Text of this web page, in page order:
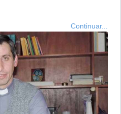
Continuar...